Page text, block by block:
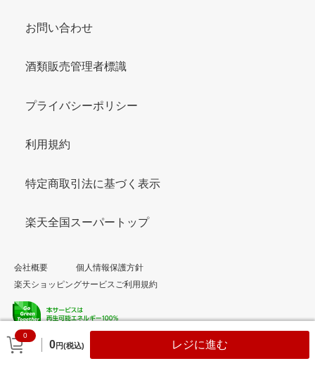
0
0円(税込) レジに進む
お問い合わせ
酒類販売管理者標識
プライバシーポリシー
利用規約
特定商取引法に基づく表示
楽天全国スーパートップ
会社概要
個人情報保護方針
楽天ショッピングサービスご利用規約
© Rakuten Group, Inc.